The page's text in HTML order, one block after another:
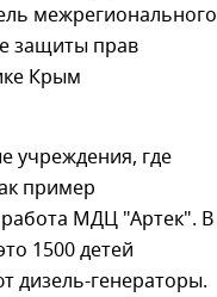
межрегионального
защиты прав
Крым
учреждения, где
пример
МДЦ "Артек". В
1500 детей
дизель-генераторы.